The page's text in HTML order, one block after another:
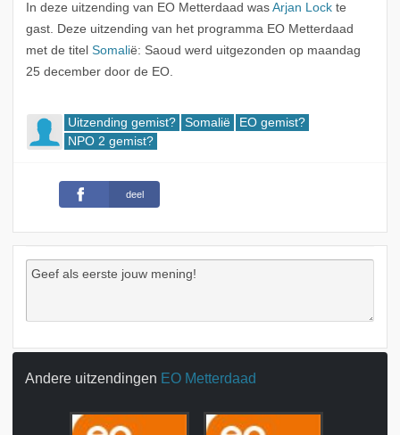
In deze uitzending van EO Metterdaad was Arjan Lockte
gast. Deze uitzending van het programma EO Metterdaad
met de titel Somalië: Saoud werd uitgezonden op maandag
25 december door de EO.
Uitzending gemist? Somalië
EO gemist?
NPO 2 gemist?
deel
Andere uitzendingen EO Metterdaad